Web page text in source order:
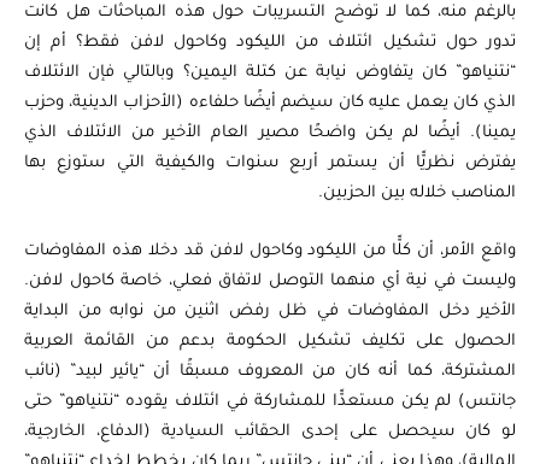
بالرغم منه، كما لا توضح التسريبات حول هذه المباحثات هل كانت
تدور حول تشكيل ائتلاف من الليكود وكاحول لافن فقط؟ أم إن
“نتنياهو” كان يتفاوض نيابة عن كتلة اليمين؟ وبالتالي فإن الائتلاف
الذي كان يعمل عليه كان سيضم أيضًا حلفاءه (الأحزاب الدينية، وحزب
يمينا). أيضًا لم يكن واضحًا مصير العام الأخير من الائتلاف الذي
يفترض نظريًّا أن يستمر أربع سنوات والكيفية التي ستوزع بها
المناصب خلاله بين الحزبين.
واقع الأمر، أن كلًّا من الليكود وكاحول لافن قد دخلا هذه المفاوضات
وليست في نية أي منهما التوصل لاتفاق فعلي، خاصة كاحول لافن.
الأخير دخل المفاوضات في ظل رفض اثنين من نوابه من البداية
الحصول على تكليف تشكيل الحكومة بدعم من القائمة العربية
المشتركة، كما أنه كان من المعروف مسبقًا أن “يائير لبيد” (نائب
جانتس) لم يكن مستعدًّا للمشاركة في ائتلاف يقوده “نتنياهو” حتى
لو كان سيحصل على إحدى الحقائب السيادية (الدفاع، الخارجية،